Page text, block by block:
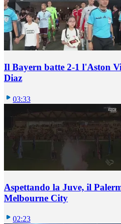
Il Bayern batte 2-1 l'Aston
Diaz
03:33
Aspettando la Juve, il
Melbourne City
02:23